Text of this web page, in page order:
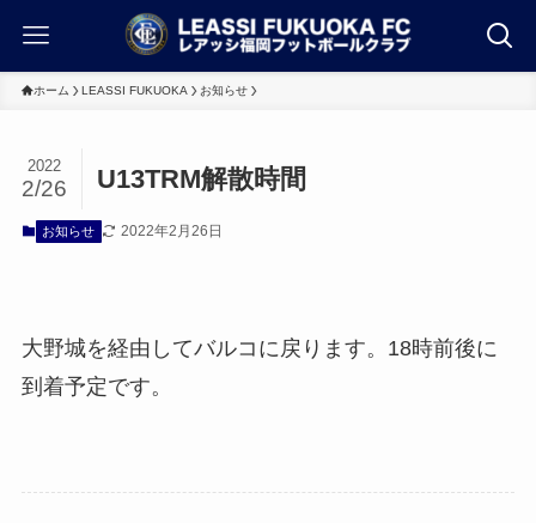
ホーム LEASSI FUKUOKA お知らせ
U13TRM解散時間
2022
2/26
お知らせ 2022年2月26日
大野城を経由してバルコに戻ります。18時前後に
到着予定です。